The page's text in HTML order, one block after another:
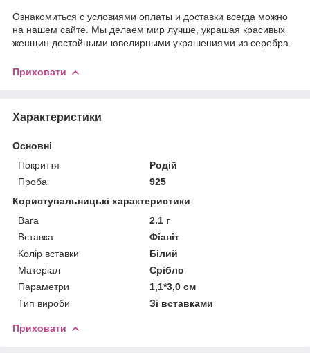
Ознакомиться с условиями оплаты и доставки всегда можно
на нашем сайте. Мы делаем мир лучше, украшая красивых
женщин достойными ювелирными украшениями из серебра.
Приховати
Характеристики
Основні
Покриття
Родій
Проба
925
Користувальницькі характеристики
Вага
2.1 г
Вставка
Фіаніт
Колір вставки
Білий
Матеріал
Срібло
Параметри
1,1*3,0 см
Тип вироби
Зі вставками
Приховати